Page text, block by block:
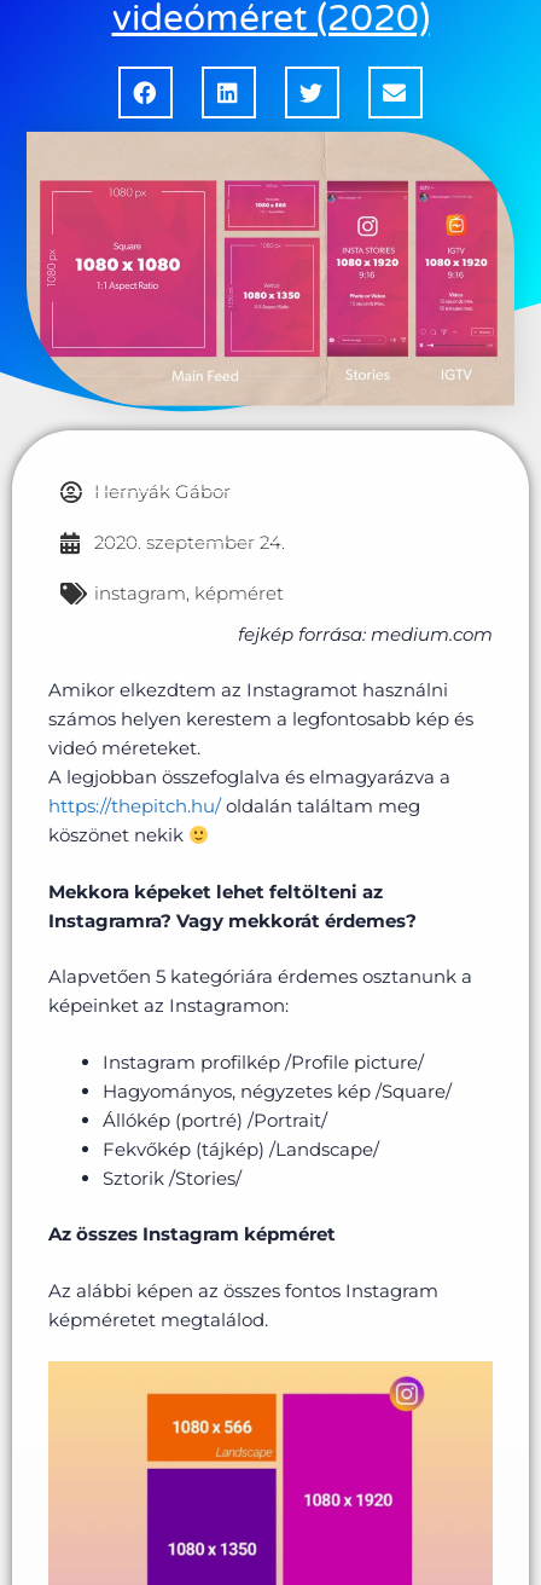
videóméret (2020)
Hernyák Gábor
2020. szeptember 24.
instagram, képméret
fejkép forrása: medium.com
Amikor elkezdtem az Instagramot használni
számos helyen kerestem a legfontosabb kép és
videó méreteket.
A legjobban összefoglalva és elmagyarázva a
https://thepitch.hu/oldalán találtam meg
köszönet nekik
Mekkora képeket lehet feltölteni az
Instagramra? Vagy mekkorát érdemes?
Alapvetően 5 kategóriára érdemes osztanunk a
képeinket az Instagramon:
Instagram profilkép /Profile picture/
Hagyományos, négyzetes kép /Square/
Állókép (portré) /Portrait/
Fekvőkép (tájkép) /Landscape/
Sztorik /Stories/
Az összes Instagram képméret
Az alábbi képen az összes fontos Instagram
képméretet megtalálod.